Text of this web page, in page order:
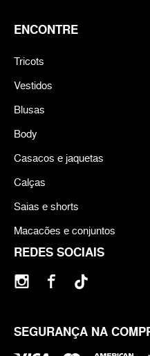
REDES SOCIAIS
SEGURANÇA NA
ENCONTRE
Tricots
Vestidos
Blusas
Body
Casacos e jaquetas
Calças
Saias e shorts
Macacões e conjuntos